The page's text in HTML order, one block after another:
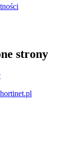
strony